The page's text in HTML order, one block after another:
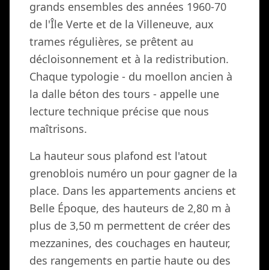
grands ensembles des années 1960-70
de l'Île Verte et de la Villeneuve, aux
trames régulières, se prêtent au
décloisonnement et à la redistribution.
Chaque typologie - du moellon ancien à
la dalle béton des tours - appelle une
lecture technique précise que nous
maîtrisons.
La hauteur sous plafond est l'atout
grenoblois numéro un pour gagner de la
place. Dans les appartements anciens et
Belle Époque, des hauteurs de 2,80 m à
plus de 3,50 m permettent de créer des
mezzanines, des couchages en hauteur,
des rangements en partie haute ou des